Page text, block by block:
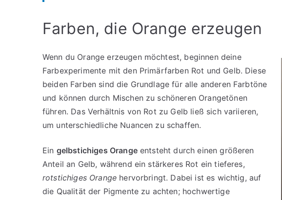
Farben, die Orange erzeugen
Wenn du Orange erzeugen möchtest, beginnen deine
Farbexperimente mit den Primärfarben Rot und Gelb. Diese
beiden Farben sind die Grundlage für alle anderen Farbtöne
und können durch Mischen zu schöneren Orangetönen
führen. Das Verhältnis von Rot zu Gelb ließ sich variieren,
um unterschiedliche Nuancen zu schaffen.
Ein gelbstichiges Orangeentsteht durch einen größeren
Anteil an Gelb, während ein stärkeres Rot ein tieferes,
rotstichiges Orange hervorbringt. Dabei ist es wichtig, auf
die Qualität der Pigmente zu achten; hochwertige